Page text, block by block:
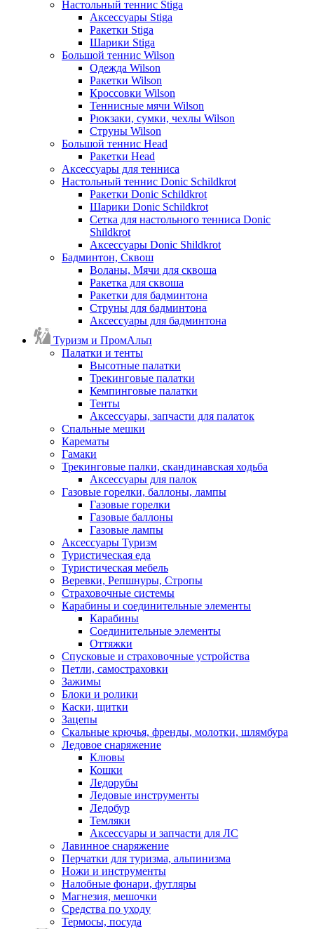
Настольный теннис Stiga
Аксессуары Stiga
Ракетки Stiga
Шарики Stiga
Большой теннис Wilson
Одежда Wilson
Ракетки Wilson
Кроссовки Wilson
Теннисные мячи Wilson
Рюкзаки, сумки, чехлы Wilson
Струны Wilson
Большой теннис Head
Ракетки Head
Аксессуары для тенниса
Настольный теннис Donic Schildkrot
Ракетки Donic Schildkrot
Шарики Donic Schildkrot
Сетка для настольного тенниса Donic
Shildkrot
Аксессуары Donic Shildkrot
Бадминтон, Сквош
Воланы, Мячи для сквоша
Ракетка для сквоша
Ракетки для бадминтона
Струны для бадминтона
Аксессуары для бадминтона
Туризм и ПромАльп
Палатки и тенты
Высотные палатки
Трекинговые палатки
Кемпинговые палатки
Тенты
Аксессуары, запчасти для палаток
Спальные мешки
Карематы
Гамаки
Трекинговые палки, скандинавская ходьба
Аксессуары для палок
Газовые горелки, баллоны, лампы
Газовые горелки
Газовые баллоны
Газовые лампы
Аксессуары Туризм
Туристическая еда
Туристическая мебель
Веревки, Репшнуры, Стропы
Страховочные системы
Карабины и соединительные элементы
Карабины
Соединительные элементы
Оттяжки
Спусковые и страховочные устройства
Петли, самостраховки
Зажимы
Блоки и ролики
Каски, щитки
Зацепы
Скальные крючья, френды, молотки, шлямбура
Ледовое снаряжение
Клювы
Кошки
Ледорубы
Ледовые инструменты
Ледобур
Темляки
Аксессуары и запчасти для ЛС
Лавинное снаряжение
Перчатки для туризма, альпинизма
Ножи и инструменты
Налобные фонари, футляры
Магнезия, мешочки
Средства по уходу
Термосы, посуда